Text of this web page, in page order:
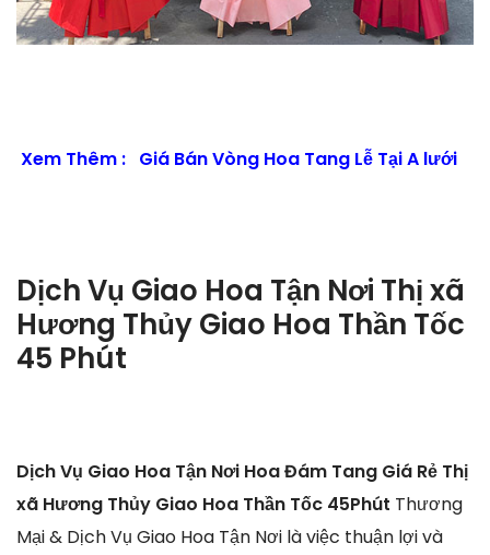
Xem Thêm : Giá Bán Vòng Hoa Tang Lễ Tại A lưới
Dịch Vụ Giao Hoa Tận Nơi Thị xã
Hương Thủy Giao Hoa Thần Tốc
45 Phút
Dịch Vụ Giao Hoa Tận Nơi Hoa Đám Tang Giá Rẻ Thị
xã Hương Thủy Giao Hoa Thần Tốc 45Phút Thương
Mại & Dịch Vụ Giao Hoa Tận Nơi là việc thuận lợi và